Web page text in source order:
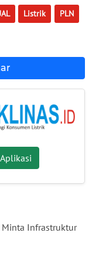
Listrik PLN
Minta Infrastruktur